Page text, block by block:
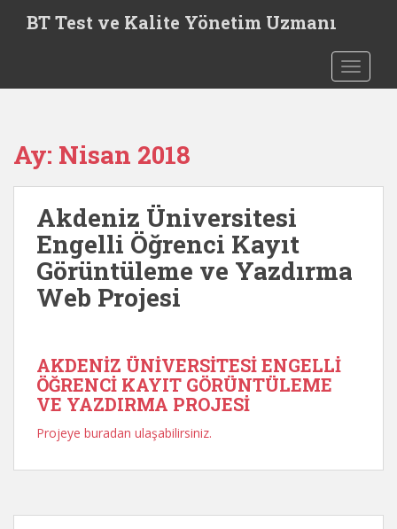
t
BT Test ve Kalite Yönetim Uzmanı
Ay: Nisan 2018
Akdeniz Üniversitesi
Engelli Öğrenci Kayıt
Görüntüleme ve Yazdırma
Web Projesi
AKDENİZ ÜNİVERSİTESİ ENGELLİ
ÖĞRENCİ KAYIT GÖRÜNTÜLEME
VE YAZDIRMA PROJESİ
Projeye buradan ulaşabilirsiniz.